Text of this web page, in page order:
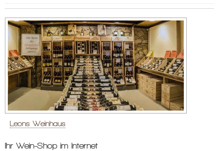
Leons Weinhaus
Ihr Wein-Shop im Internet